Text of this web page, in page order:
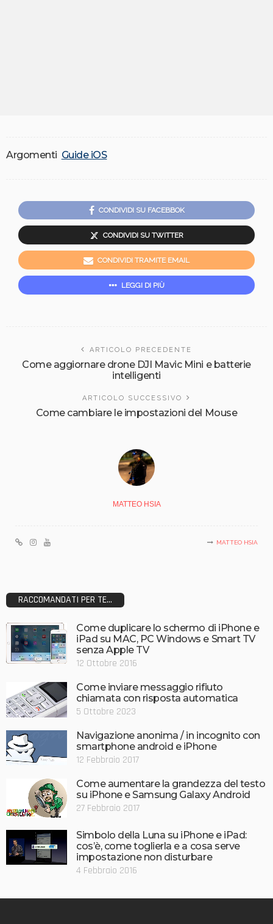
Argomenti Guide iOS
CONDIVIDI SU FACEBBOK
CONDIVIDI SU TWITTER
CONDIVIDI TRAMITE EMAIL
LEGGI DI PIÙ
ARTICOLO PRECEDENTE
Come aggiornare drone DJI Mavic Mini e batterie
intelligenti
ARTICOLO SUCCESSIVO
Come cambiare le impostazioni del Mouse
MATTEO HSIA
MATTEO HSIA
RACCOMANDATI PER TE...
Come duplicare lo schermo di iPhone e
iPad su MAC, PC Windows e Smart TV
senza Apple TV
12 Ottobre 2016
Come inviare messaggio rifiuto
chiamata con risposta automatica
5 Ottobre 2023
Navigazione anonima / in incognito con
smartphone android e iPhone
12 Febbraio 2017
Come aumentare la grandezza del testo
su iPhone e Samsung Galaxy Android
27 Febbraio 2017
Simbolo della Luna su iPhone e iPad:
cos’è, come toglierla e a cosa serve
impostazione non disturbare
4 Febbraio 2016